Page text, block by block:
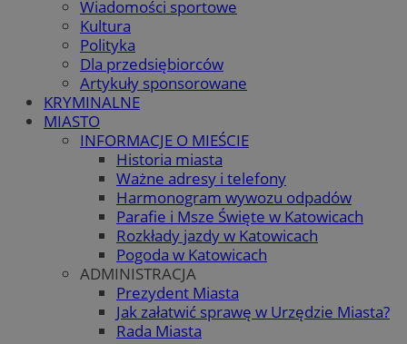
Wiadomości sportowe
Kultura
Polityka
Dla przedsiębiorców
Artykuły sponsorowane
KRYMINALNE
MIASTO
INFORMACJE O MIEŚCIE
Historia miasta
Ważne adresy i telefony
Harmonogram wywozu odpadów
Parafie i Msze Święte w Katowicach
Rozkłady jazdy w Katowicach
Pogoda w Katowicach
ADMINISTRACJA
Prezydent Miasta
Jak załatwić sprawę w Urzędzie Miasta?
Rada Miasta